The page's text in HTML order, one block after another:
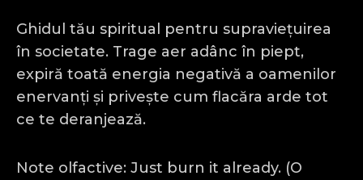
Ghidul tău spiritual pentru supraviețuirea
în societate. Trage aer adânc în piept,
expiră toată energia negativă a oamenilor
enervanți și privește cum flacăra arde tot
ce te deranjează.
Note olfactive: Just burn it already. (O